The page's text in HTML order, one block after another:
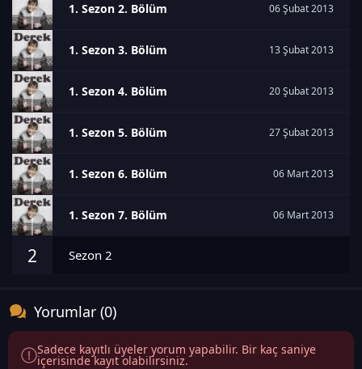
1. Sezon 2. Bölüm 06 Şubat 2013
1. Sezon 3. Bölüm 13 Şubat 2013
1. Sezon 4. Bölüm 20 Şubat 2013
1. Sezon 5. Bölüm 27 Şubat 2013
1. Sezon 6. Bölüm 06 Mart 2013
1. Sezon 7. Bölüm 06 Mart 2013
2 Sezon 2
Yorumlar (0)
Sadece kayıtlı üyeler yorum yapabilir. Bir kaç saniye
içerisinde kayıt olabilirsiniz.